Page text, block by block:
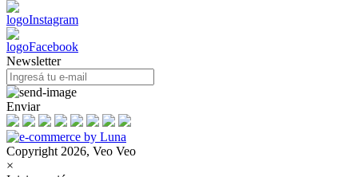
Newsletter
Enviar
Copyright 2026, Veo Veo
×